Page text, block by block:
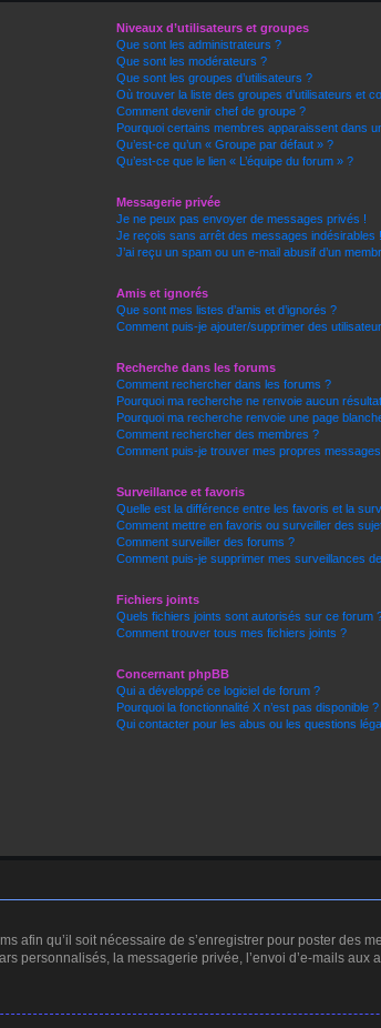
Niveaux d’utilisateurs et groupes
Que sont les administrateurs ?
Que sont les modérateurs ?
Que sont les groupes d’utilisateurs ?
Où trouver la liste des groupes d’utilisateurs et
Comment devenir chef de groupe ?
Pourquoi certains membres apparaissent dans
Qu’est-ce qu’un « Groupe par défaut » ?
Qu’est-ce que le lien « L’équipe du forum » ?
Messagerie privée
Je ne peux pas envoyer de messages privés !
Je reçois sans arrêt des messages indésirables !
J’ai reçu un spam ou un e-mail abusif d’un
Amis et ignorés
Que sont mes listes d’amis et d’ignorés ?
Comment puis-je ajouter/supprimer des
Recherche dans les forums
Comment rechercher dans les forums ?
Pourquoi ma recherche ne renvoie aucun
Pourquoi ma recherche renvoie une page
Comment rechercher des membres ?
Comment puis-je trouver mes propres
Surveillance et favoris
Quelle est la différence entre les favoris et la
Comment mettre en favoris ou surveiller des
Comment surveiller des forums ?
Comment puis-je supprimer mes surveillances
Fichiers joints
Quels fichiers joints sont autorisés sur ce forum
Comment trouver tous mes fichiers joints ?
Concernant phpBB
Qui a développé ce logiciel de forum ?
Pourquoi la fonctionnalité X n’est pas disponible ?
Qui contacter pour les abus ou les questions
afin qu’il soit nécessaire de s’enregistrer pour poster des
la messagerie privée, l’envoi d’e-mails aux